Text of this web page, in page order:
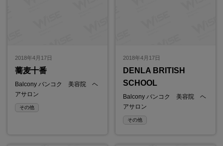
2018年4月17日
蕎麦十番
Balcony バンコク 美容院 ヘ
アサロン
その他
2018年4月17日
DENLA BRITISH
SCHOOL
Balcony バンコク 美容院 ヘ
アサロン
その他